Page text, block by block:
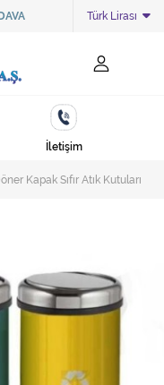
Türk Lirası
İletişim
Kapak Sıfır Atık Kutuları